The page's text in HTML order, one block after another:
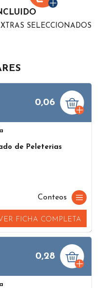
SELECCIONADOS
0,06
de Peleterias
Conteos
FICHA COMPLETA
0,28